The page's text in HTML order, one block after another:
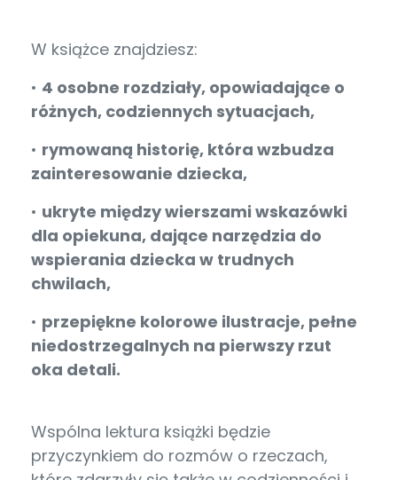
W książce znajdziesz:
• 4 osobne rozdziały, opowiadające o
różnych, codziennych sytuacjach,
• rymowaną historię, która wzbudza
zainteresowanie dziecka,
• ukryte między wierszami wskazówki
dla opiekuna, dające narzędzia do
wspierania dziecka w trudnych
chwilach,
• przepiękne kolorowe ilustracje, pełne
niedostrzegalnych na pierwszy rzut
oka detali.
Wspólna lektura książki będzie
przyczynkiem do rozmów o rzeczach,